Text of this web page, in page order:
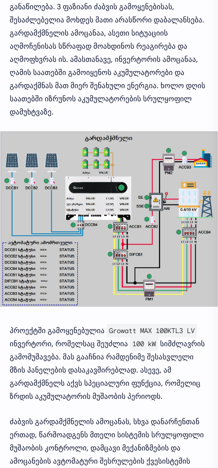
განაწილება. 3 ფაზიანი ძაბვის გამოყენებისას,
შესაძლებელია მოხდეს მათი არასწორი დაბალანსება.
გარდამქმნელის ამოცანაა, ასეთი სიტუაციის
აღმოჩენისას სწრაფად მოახდინოს რეაგირება და
აღმოფხვრას ის. ამასთანავე, ინვერტორის ამოცანაა,
ღამის საათებში გამოიყენოს აკუმულატორები და
გარდაქმნას მათ მიერ შენახული ენერგია. ხოლო დღის
საათებში იზრუნოს აკუმულატორების სრულყოფილ
დამუხტვაზე.
პროექტში გამოყენებულია Growatt MAX 100KTL3 LV
ინვერტორი, რომელსაც შეუძლია
100 kW სიმძლავრის
გამომუშავება. მას გააჩნია რამდენიმე შესასვლელი
მზის პანელების დასაკავშირებლად. ასევე, ამ
გარდამქმნელს აქვს სპეციალური ფუნქცია, რომელიც
ზრდის აკუმულატორის მუშაობის პერიოდს.
ძაბვის გარდამქმნელის ამოცანას, სხვა დანარჩენთან
ერთად, წარმოადგენს მთელი სისტემის სრულყოფილი
მუშაობის კონტროლი, დამცავი მექანიზმების და
ამოცანების ავტომატური შესრულების ქვესისტემის